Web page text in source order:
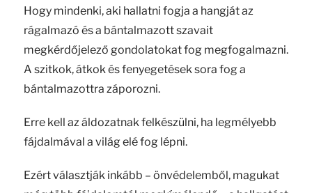
Hogy mindenki, aki hallatni fogja a hangját az
rágalmazó és a bántalmazott szavait
megkérdőjelező gondolatokat fog megfogalmazni.
A szitkok, átkok és fenyegetések sora fog a
bántalmazottra záporozni.
Erre kell az áldozatnak felkészülni, ha legmélyebb
fájdalmával a világ elé fog lépni.
Ezért választják inkább – önvédelemből, magukat